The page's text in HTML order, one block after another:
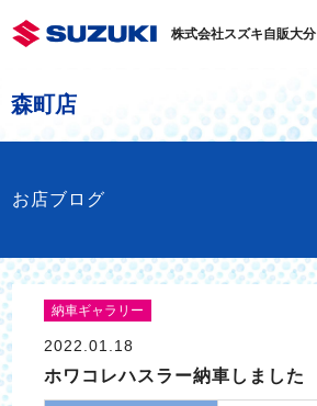
株式会社スズキ自販大分
森町店
お店ブログ
納車ギャラリー
2022.01.18
ホワコレハスラー納車しました